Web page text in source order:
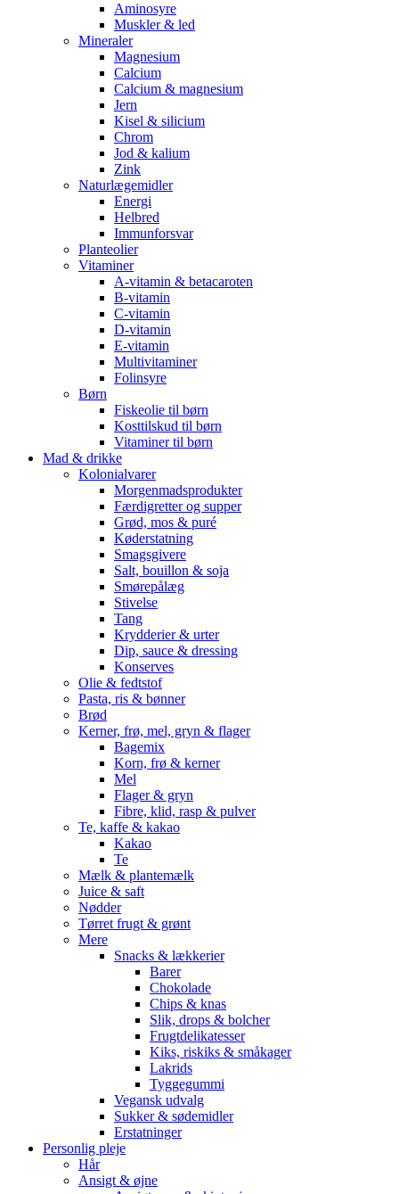
Aminosyre
Muskler & led
Mineraler
Magnesium
Calcium
Calcium & magnesium
Jern
Kisel & silicium
Chrom
Jod & kalium
Zink
Naturlægemidler
Energi
Helbred
Immunforsvar
Planteolier
Vitaminer
A-vitamin & betacaroten
B-vitamin
C-vitamin
D-vitamin
E-vitamin
Multivitaminer
Folinsyre
Børn
Fiskeolie til børn
Kosttilskud til børn
Vitaminer til børn
Mad & drikke
Kolonialvarer
Morgenmadsprodukter
Færdigretter og supper
Grød, mos & puré
Køderstatning
Smagsgivere
Salt, bouillon & soja
Smørepålæg
Stivelse
Tang
Krydderier & urter
Dip, sauce & dressing
Konserves
Olie & fedtstof
Pasta, ris & bønner
Brød
Kerner, frø, mel, gryn & flager
Bagemix
Korn, frø & kerner
Mel
Flager & gryn
Fibre, klid, rasp & pulver
Te, kaffe & kakao
Kakao
Te
Mælk & plantemælk
Juice & saft
Nødder
Tørret frugt & grønt
Mere
Snacks & lækkerier
Barer
Chokolade
Chips & knas
Slik, drops & bolcher
Frugtdelikatesser
Kiks, riskiks & småkager
Lakrids
Tyggegummi
Vegansk udvalg
Sukker & sødemidler
Erstatninger
Personlig pleje
Hår
Ansigt & øjne